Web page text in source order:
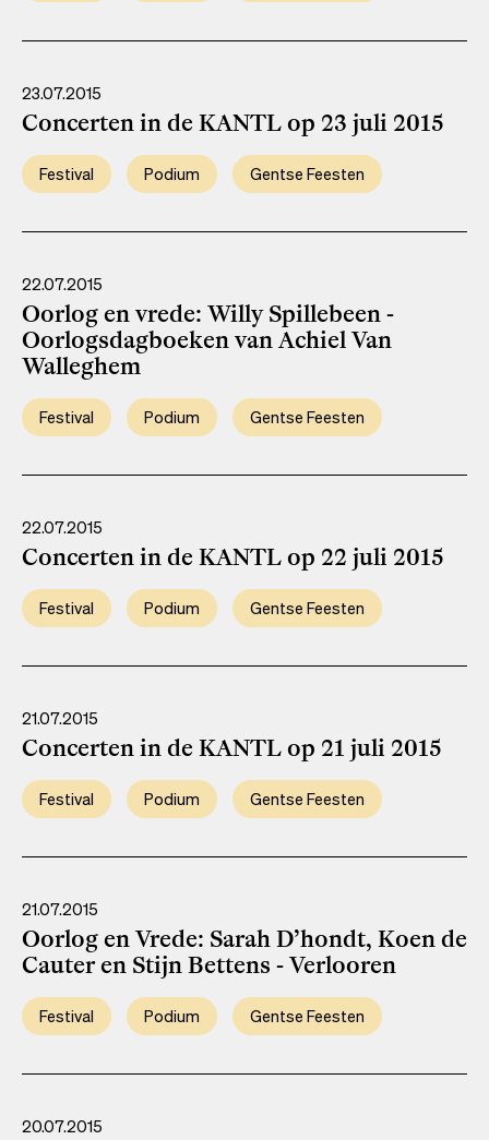
23.07.2015
Concerten in de KANTL op 23 juli 2015
Festival Podium Gentse Feesten
22.07.2015
Oorlog en vrede: Willy Spillebeen -
Oorlogsdagboeken van Achiel Van
Walleghem
Festival Podium Gentse Feesten
22.07.2015
Concerten in de KANTL op 22 juli 2015
Festival Podium Gentse Feesten
21.07.2015
Concerten in de KANTL op 21 juli 2015
Festival Podium Gentse Feesten
21.07.2015
Oorlog en Vrede: Sarah D’hondt, Koen de
Cauter en Stijn Bettens - Verlooren
Festival Podium Gentse Feesten
20.07.2015